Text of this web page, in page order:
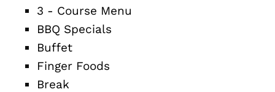
3 - Course Menu
BBQ Specials
Buffet
Finger Foods
Break